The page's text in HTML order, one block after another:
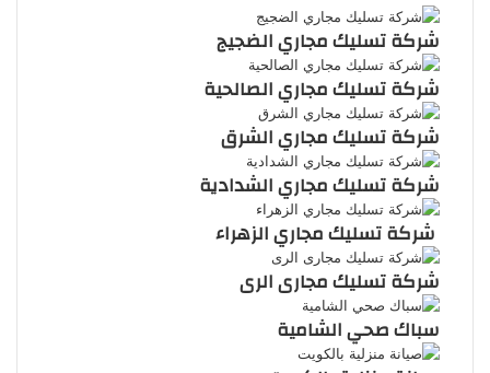
شركة تسليك مجاري الضجيج
شركة تسليك مجاري الصالحية
شركة تسليك مجاري الشرق
شركة تسليك مجاري الشدادية
شركة تسليك مجاري الزهراء
شركة تسليك مجارى الرى
سباك صحي الشامية